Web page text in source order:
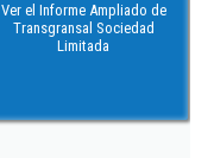
Ver el Informe Ampliado de
Transgransal Sociedad
Limitada